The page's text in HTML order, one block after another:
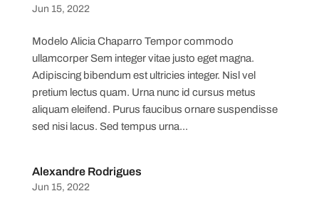
Jun 15, 2022
Modelo Alicia Chaparro Tempor commodo
ullamcorper Sem integer vitae justo eget magna.
Adipiscing bibendum est ultricies integer. Nisl vel
pretium lectus quam. Urna nunc id cursus metus
aliquam eleifend. Purus faucibus ornare suspendisse
sed nisi lacus. Sed tempus urna...
Alexandre Rodrigues
Jun 15, 2022